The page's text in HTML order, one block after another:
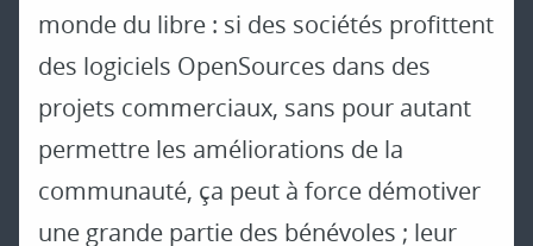
monde du libre : si des sociétés profittent
des logiciels OpenSources dans des
projets commerciaux, sans pour autant
permettre les améliorations de la
communauté, ça peut à force démotiver
une grande partie des bénévoles ; leur